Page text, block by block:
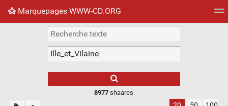
Marquepages WWW-CD.ORG
Nuage de tags Mur d'images
8977 shaares